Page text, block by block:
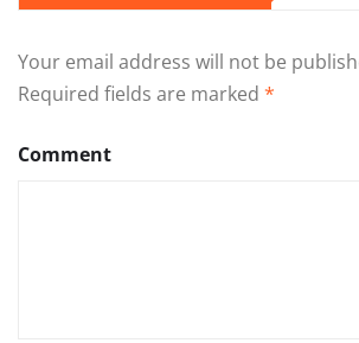
Your email address will not be
Required fields are marked *
Comment